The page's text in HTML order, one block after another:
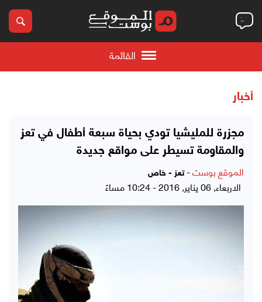
القائمة
أخبار
مجزرة للمليشيا تودي بحياة سبعة أطفال في تعز
والمقاومة تسيطر على مواقع جديدة
الموقع بوست-تعز - خاص
الاربعاء, 06 يناير, 2016 - 10:24 مساءً